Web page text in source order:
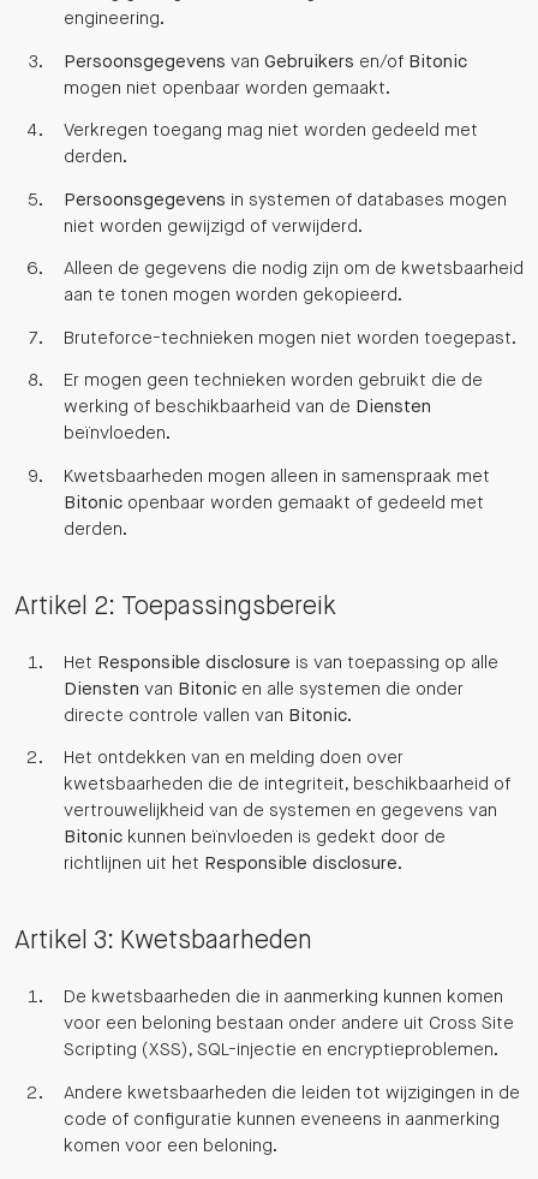
engineering.
Persoonsgegevens van Gebruikers en/of Bitonic
mogen niet openbaar worden gemaakt.
Verkregen toegang mag niet worden gedeeld met
derden.
Persoonsgegevens in systemen of databases mogen
niet worden gewijzigd of verwijderd.
Alleen de gegevens die nodig zijn om de kwetsbaarheid
aan te tonen mogen worden gekopieerd.
Bruteforce-technieken mogen niet worden toegepast.
Er mogen geen technieken worden gebruikt die de
werking of beschikbaarheid van de Diensten
beïnvloeden.
Kwetsbaarheden mogen alleen in samenspraak met
Bitonicopenbaar worden gemaakt of gedeeld met
derden.
Artikel 2: Toepassingsbereik
Het Responsible disclosure is van toepassing op alle
Diensten van Bitonicen alle systemen die onder
directe controle vallen van Bitonic.
Het ontdekken van en melding doen over
kwetsbaarheden die de integriteit, beschikbaarheid of
vertrouwelijkheid van de systemen en gegevens van
Bitonickunnen beïnvloeden is gedekt door de
richtlijnen uit het Responsible disclosure.
Artikel 3: Kwetsbaarheden
De kwetsbaarheden die in aanmerking kunnen komen
voor een beloning bestaan onder andere uit Cross Site
Scripting (XSS), SQL-injectie en encryptieproblemen.
Andere kwetsbaarheden die leiden tot wijzigingen in de
code of configuratie kunnen eveneens in aanmerking
komen voor een beloning.